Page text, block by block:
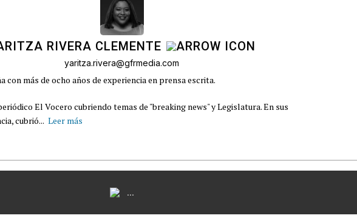
RIVERA CLEMENTE
yaritza.rivera@gfrmedia.com
con más de ocho años de experiencia en prensa escrita.
El Vocero cubriendo temas de "breaking news" y Legislatura. En sus
cubrió... Leer más
...